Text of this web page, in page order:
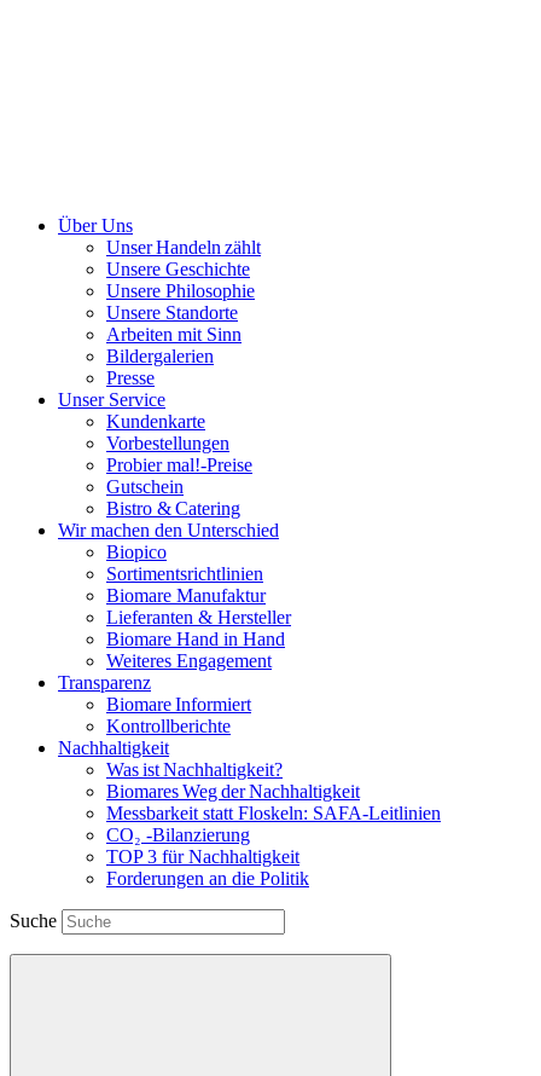
Über Uns
Unser Handeln zählt
Unsere Geschichte
Unsere Philosophie
Unsere Standorte
Arbeiten mit Sinn
Bildergalerien
Presse
Unser Service
Kundenkarte
Vorbestellungen
Probier mal!-Preise
Gutschein
Bistro & Catering
Wir machen den Unterschied
Biopico
Sortimentsrichtlinien
Biomare Manufaktur
Lieferanten & Hersteller
Biomare Hand in Hand
Weiteres Engagement
Transparenz
Biomare Informiert
Kontrollberichte
Nachhaltigkeit
Was ist Nachhaltigkeit?
Biomares Weg der Nachhaltigkeit
Messbarkeit statt Floskeln: SAFA-Leitlinien
CO₂ -Bilanzierung
TOP 3 für Nachhaltigkeit
Forderungen an die Politik
Suche